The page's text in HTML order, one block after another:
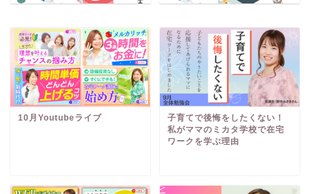
10月Youtubeライブ
子育てで後悔をしたくない！
私がママのミカタ学校で在宅
ワークを学ぶ理由